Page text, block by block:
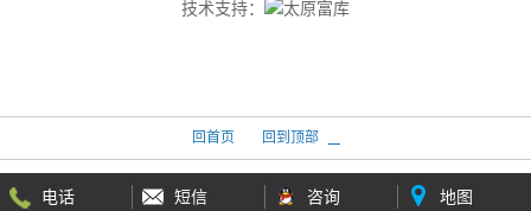
技术支持：
回首页 回到顶部
版权所有：
电话 短信 咨询 地图